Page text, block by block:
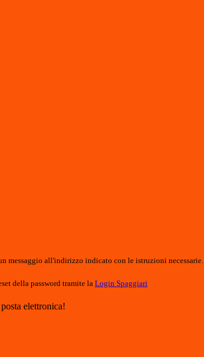
messaggio all'indirizzo indicato con le istruzioni necessarie.
della password tramite la Login Spaggiari
elettronica!